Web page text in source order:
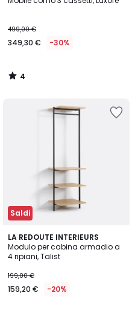
499,00 €
349,30 € -30%
4
/
Saldi
LA REDOUTE INTERIEURS
Modulo per cabina armadio a
4 ripiani, Talist
199,00 €
159,20 € -20%